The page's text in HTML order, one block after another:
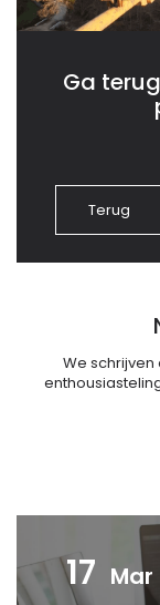
Ga
Terug
We schrijven
17 Mar